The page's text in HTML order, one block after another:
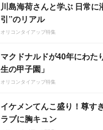
川島海荷さんと学ぶ 日常に
引”のリアル
オリコンタイアップ特集
マクドナルドが40年にわた
生の甲子園」
オリコンタイアップ特集
イケメンてんこ盛り！尊す
ラブに胸キュン